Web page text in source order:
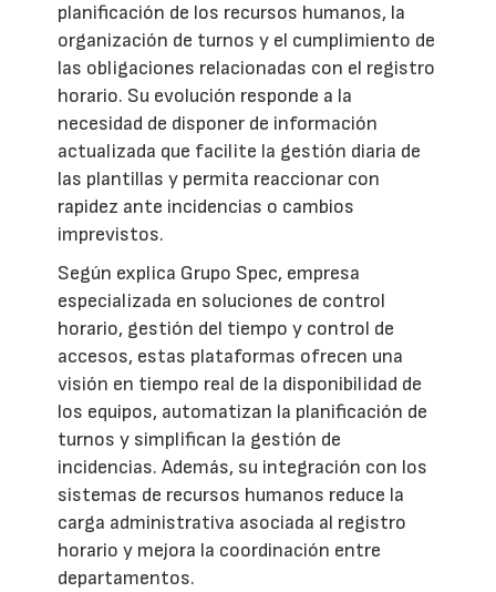
planificación de los recursos humanos, la
organización de turnos y el cumplimiento de
las obligaciones relacionadas con el registro
horario. Su evolución responde a la
necesidad de disponer de información
actualizada que facilite la gestión diaria de
las plantillas y permita reaccionar con
rapidez ante incidencias o cambios
imprevistos.
Según explica Grupo Spec, empresa
especializada en soluciones de control
horario, gestión del tiempo y control de
accesos, estas plataformas ofrecen una
visión en tiempo real de la disponibilidad de
los equipos, automatizan la planificación de
turnos y simplifican la gestión de
incidencias. Además, su integración con los
sistemas de recursos humanos reduce la
carga administrativa asociada al registro
horario y mejora la coordinación entre
departamentos.